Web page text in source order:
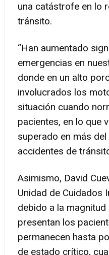
una catástrofe en lo
tránsito.
“Han aumentado
emergencias en
donde en un alto
involucrados los
situación cuando
pacientes, en lo que
superado en más
accidentes de
Asimismo, David
Unidad de Cuidados
debido a la
presentan los
permanecen hasta
de estado crítico,